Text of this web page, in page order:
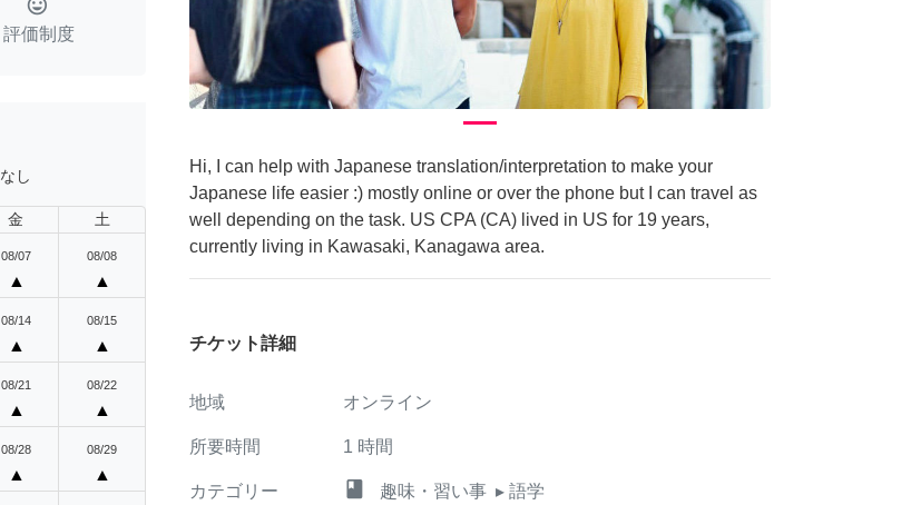
tag_faces
評価制度
し
金 土
08/07
▲
08/08
▲
08/14
▲
08/15
▲
08/21
▲
08/22
▲
08/28
▲
08/29
▲
Hi, I can help with Japanese translation/interpretation to make your
Japanese life easier :) mostly online or over the phone but I can travel as
well depending on the task. US CPA (CA) lived in US for 19 years,
currently living in Kawasaki, Kanagawa area.
チケット詳細
地域 オンライン
所要時間 1 時間
カテゴリー class 趣味・習い事 ▸ 語学